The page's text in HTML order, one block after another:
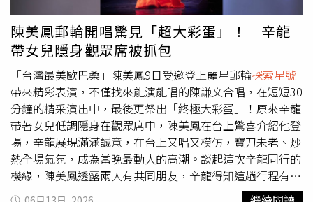
下船，旅展價96,000元起。日本TANGRAM班尾滑雪5日，旅
展價59,900元，現場最高再折 7,000元。鬼首度假村滑雪5
日，旅展價65,900元，現場最高再折7,000元。旅天下：東
南亞旅展清倉特惠12,999元起，過年早鳥最高折3,000元。
日本暑假小孩最高省一萬，過年早鳥最高折3,000元。長線
早鳥享優惠，秋冬第二人減15,000元，過年第二人折1萬。
可樂旅遊：夏季旅展限定優惠，跟團出國「萬元有找」！九
月連假出國最低13,900元起，日韓賞楓最低17,800元起，自
由行每人最高折3,000元，Club Med商品折2,000元，全球
機票、訂房88折起，高鐵旅遊商品全面69折起，國外票券
滿5,000元折500元，訂購迪士尼郵輪贈超值好禮。
別。為滿足不同年齡層旅客需求，探索星號
出分齡化娛樂內容規劃。從熟齡旅客喜愛的經典金曲演唱
會、年輕族群熱愛的主題派對，到親子家庭期待的互動體驗
與夏令營活動，讓不同世代旅客都能在同一趟旅程中找到屬
於自己的精彩時光。今年6月至8月期間，探索星號將陸續推
出多場演唱會及主題活動，包括陳明真、Makiyo、季忠
平、曾心梅、紀曉君、巴大雄及國語作業簿等不同世代藝人
輪番登船演出，讓娛樂成為旅程的一部分。每年深受親子家
庭喜愛的「星海夏令營」今年亦全面升級回歸，內容涵蓋星
海觀星營、星海泡泡Lab、星海小畫家、星海拼圖王、星海
小廚神及星海霓虹派對等活動，並邀請知名魔術師Sunny
Chen陳日昇登船演出，透過寓教於樂的互動內容，讓孩子
陳美鳳郵輪開唱驚見「超大彩蛋」！ 辛龍
帶女兒隱身觀眾席被抓包
「台灣最美歐巴桑」陳美鳳9日受邀登上麗星郵輪探索星號
帶來精彩表演，不僅找來能演能唱的陳謙文合唱，在短短30
分鐘的精采演出中，最後更祭出「終極大彩蛋」！原來辛龍
帶著女兒低調隱身在觀眾席中，陳美鳳在台上驚喜介紹他登
場，辛龍展現滿滿誠意，在台上又唱又模仿，寶刀未老、炒
熱全場氣氛，成為當晚最動人的高潮。談起這次辛龍同行的
機緣，陳美鳳透露兩人有共同朋友，辛龍得知這趟行程有
她，便說「我也要來」，陳美鳳立刻熱情回應「歡迎啊，太